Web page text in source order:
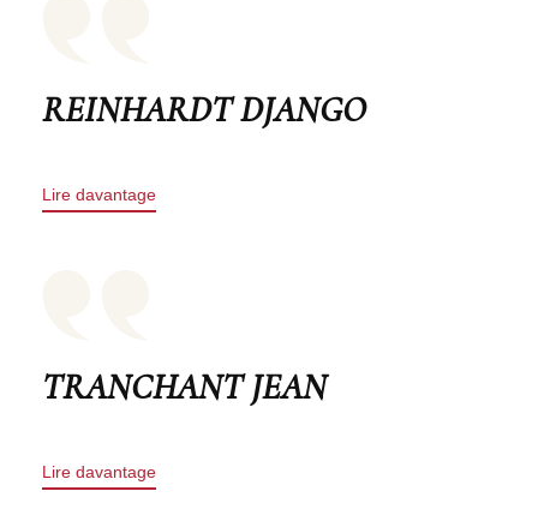
REINHARDT DJANGO
Lire davantage
TRANCHANT JEAN
Lire davantage